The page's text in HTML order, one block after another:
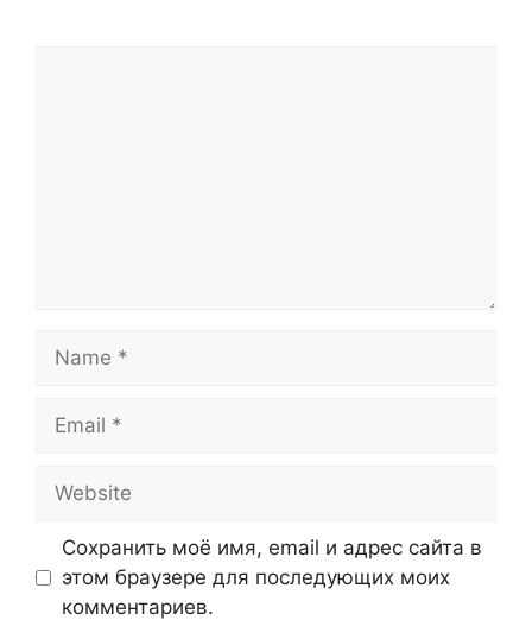
Сохранить моё имя, email и адрес сайта в
этом браузере для последующих моих
комментариев.